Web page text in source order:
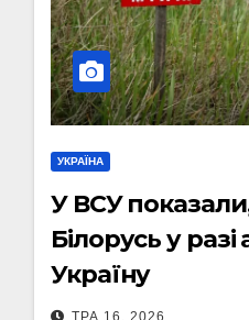
УКРАЇНА
У ВСУ
Білорусь у разі
Україну
ТРА 16, 2026